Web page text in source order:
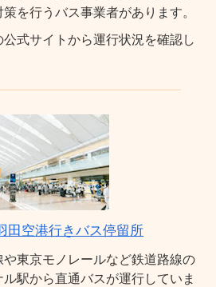
を行うバス事業者があります。
式サイトから運行状況を確認し
田空港行きバス停留所
東京モノレールなど鉄道路線の
駅から直通バスが運行していま